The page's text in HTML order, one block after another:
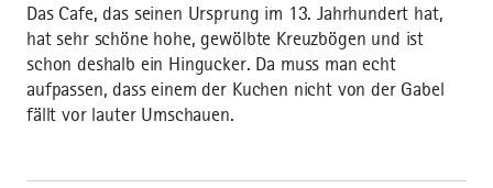
Das Cafe, das seinen Ursprung im 13. Jahrhundert hat,
hat sehr schöne hohe, gewölbte Kreuzbögen und ist
schon deshalb ein Hingucker. Da muss man echt
aufpassen, dass einem der Kuchen nicht von der Gabel
fällt vor lauter Umschauen.